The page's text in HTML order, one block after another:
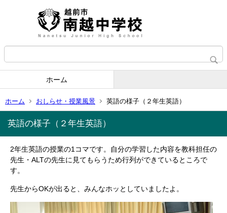
ホーム
ホーム おしらせ・授業風景 英語の様子（２年生英語）
英語の様子（２年生英語）
2年生英語の授業の1コマです。自分の学習した内容を教科担任の
先生・ALTの先生に見てもらうため行列ができているところで
す。
先生からOKが出ると、みんなホッとしていましたよ。